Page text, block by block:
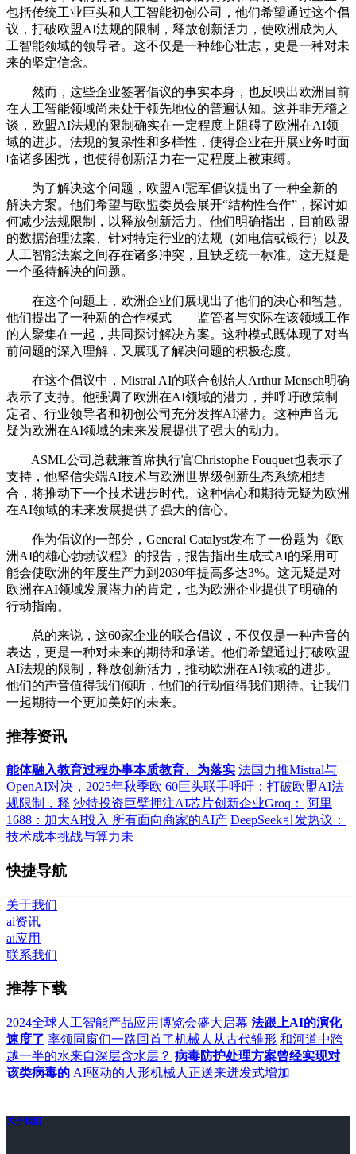
包括传统工业巨头和人工智能初创公司，他们希望通过这个倡
议，打破欧盟AI法规的限制，释放创新活力，使欧洲成为人
工智能领域的领导者。这不仅是一种雄心壮志，更是一种对未
来的坚定信念。
然而，这些企业签署倡议的事实本身，也反映出欧洲目前
在人工智能领域尚未处于领先地位的普遍认知。这并非无稽之
谈，欧盟AI法规的限制确实在一定程度上阻碍了欧洲在AI领
域的进步。法规的复杂性和多样性，使得企业在开展业务时面
临诸多困扰，也使得创新活力在一定程度上被束缚。
为了解决这个问题，欧盟AI冠军倡议提出了一种全新的
解决方案。他们希望与欧盟委员会展开“结构性合作”，探讨如
何减少法规限制，以释放创新活力。他们明确指出，目前欧盟
的数据治理法案、针对特定行业的法规（如电信或银行）以及
人工智能法案之间存在诸多冲突，且缺乏统一标准。这无疑是
一个亟待解决的问题。
在这个问题上，欧洲企业们展现出了他们的决心和智慧。
他们提出了一种新的合作模式——监管者与实际在该领域工作
的人聚集在一起，共同探讨解决方案。这种模式既体现了对当
前问题的深入理解，又展现了解决问题的积极态度。
在这个倡议中，Mistral AI的联合创始人Arthur Mensch明确
表示了支持。他强调了欧洲在AI领域的潜力，并呼吁政策制
定者、行业领导者和初创公司充分发挥AI潜力。这种声音无
疑为欧洲在AI领域的未来发展提供了强大的动力。
ASML公司总裁兼首席执行官Christophe Fouquet也表示了
支持，他坚信尖端AI技术与欧洲世界级创新生态系统相结
合，将推动下一个技术进步时代。这种信心和期待无疑为欧洲
在AI领域的未来发展提供了强大的信心。
作为倡议的一部分，General Catalyst发布了一份题为《欧
洲AI的雄心勃勃议程》的报告，报告指出生成式AI的采用可
能会使欧洲的年度生产力到2030年提高多达3%。这无疑是对
欧洲在AI领域发展潜力的肯定，也为欧洲企业提供了明确的
行动指南。
总的来说，这60家企业的联合倡议，不仅仅是一种声音的
表达，更是一种对未来的期待和承诺。他们希望通过打破欧盟
AI法规的限制，释放创新活力，推动欧洲在AI领域的进步。
他们的声音值得我们倾听，他们的行动值得我们期待。让我们
一起期待一个更加美好的未来。
推荐资讯
能体融入教育过程办事本质教育、为落实 法国力推Mistral与
OpenAI对决，2025年秋季欧 60巨头联手呼吁：打破欧盟AI法
规限制，释 沙特投资巨擘押注AI芯片创新企业Groq：
阿里
1688：加大AI投入 所有面向商家的AI产 DeepSeek引发热议：
技术成本挑战与算力未
快捷导航
关于我们
ai资讯
ai应用
联系我们
推荐下载
2024全球人工智能产品应用博览会盛大启幕 法跟上AI的演化
速度了 率领同窗们一路回首了机械人从古代雏形 和河道中跨
越一半的水来自深层含水层？ 病毒防护处理方案曾经实现对
该类病毒的 AI驱动的人形机械人正送来迸发式增加
关于我们